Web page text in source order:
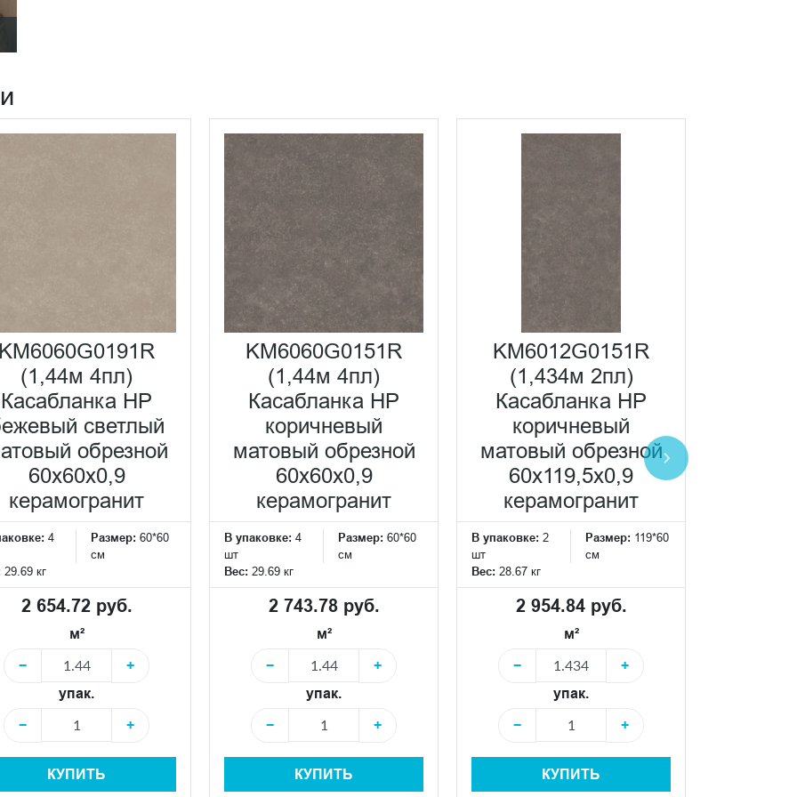
KM6060G0191R
(1,44м 4пл)
Касабланка HP
светлый
обрезной
60x60x0,9
керамогранит
4
Размер: 60*60
см
29.69 кг
2 654.72 руб.
м²
−
+
упак.
−
+
КУПИТЬ
KM6060G0151R
(1,44м 4пл)
Касабланка HP
коричневый
матовый обрезной
60x60x0,9
керамогранит
В упаковке: 4
шт
Размер: 60*60
см
Вес: 29.69 кг
2 743.78 руб.
м²
−
+
упак.
−
+
КУПИТЬ
KM6012G0151R
(1,434м 2пл)
Касабланка HP
коричневый
матовый обрезной
60x119,5x0,9
керамогранит
В упаковке: 2
шт
Размер: 119*60
см
Вес: 28.67 кг
2 954.84 руб.
м²
−
+
упак.
−
+
КУПИТЬ